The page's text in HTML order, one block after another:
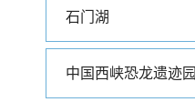
石门湖
中国西峡恐龙遗迹园